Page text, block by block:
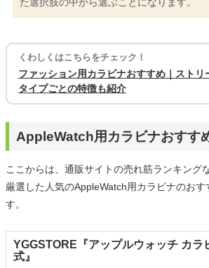
た選択肢の中から選ぶことになります。
くわしくはこちらをチェック！
ファッション用カラビナおすすめ｜ストリ
タイプごとの特徴も紹介
AppleWatch用カラビナおすす
ここからは、通販サイトの売れ筋ランキング
厳選した人気のAppleWatch用カラビナのおす
す。
YGGSTORE『アップルウォッチ カラ
式』